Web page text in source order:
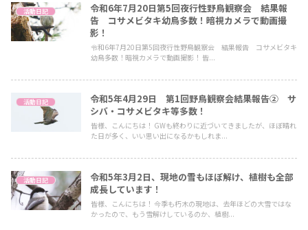
活動日記
令和6年7月20日第5回夜行性野鳥観察会 結果報
告 コサメビタキ幼鳥多数！暗視カメラで動画撮
影！
令和6年7月20日第5回夜行性野鳥観察会 結果報告 コサメビタキ
幼鳥多数！暗視カメラで動画撮影！ 皆...
活動日記
令和5年4月29日 第1回野鳥観察会結果報告② サ
シバ・コサメビタキ等多数！
皆様、こんにちは！ GWも終わりに近づいてきましたが、ほぼ晴れ
た日が多く、いい思い出になるかもしれま...
活動日記
令和5年3月2日、現地の雪もほぼ解け、植樹も全部
成長しています！
皆様、こんにちは！ 今季も朽木の現地は、去年ほどの大雪ではな
かったので、もう雪解けしているのか、植樹...